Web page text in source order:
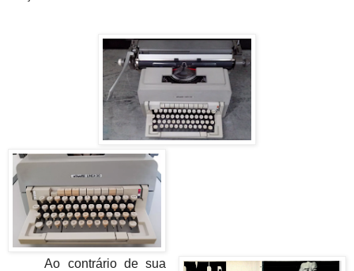
Ao contrário de sua